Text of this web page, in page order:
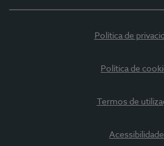
Política de
Política de
Termos de
Acessibilidade